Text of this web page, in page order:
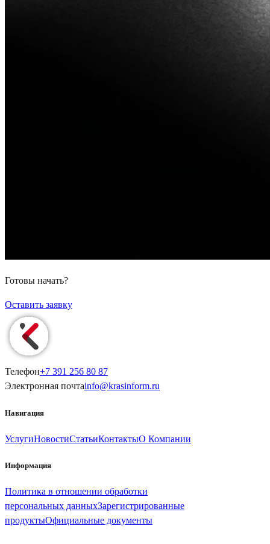
Готовы начать?
Оставить заявку
Телефон+7 391 256 80 87
Электронная почтаinfo@krasinform.ru
Навигация
УслугиНовостиСтатьиКонтактыО Компании
Информация
Политика в отношении обработки
персональных данныхЗарегистрированные
продуктыОфициальные документы